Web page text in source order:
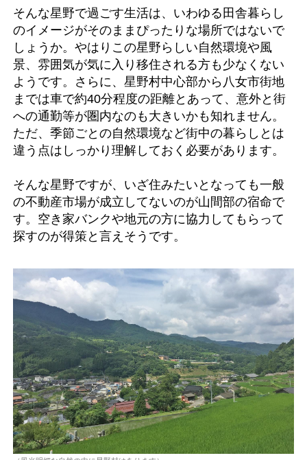
そんな星野で過ごす生活は、いわゆる田舎暮らし
のイメージがそのままぴったりな場所ではないで
しょうか。やはりこの星野らしい自然環境や風
景、雰囲気が気に入り移住される方も少なくない
ようです。さらに、星野村中心部から八女市街地
までは車で約40分程度の距離とあって、意外と街
への通勤等が圏内なのも大きいかも知れません。
ただ、季節ごとの自然環境など街中の暮らしとは
違う点はしっかり理解しておく必要があります。
そんな星野ですが、いざ住みたいとなっても一般
の不動産市場が成立してないのが山間部の宿命で
す。空き家バンクや地元の方に協力してもらって
探すのが得策と言えそうです。